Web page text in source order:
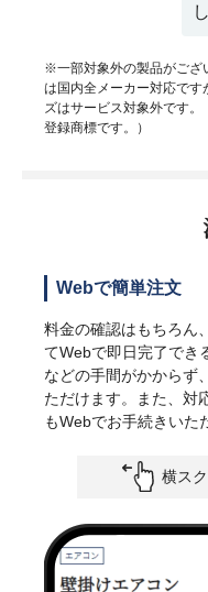
※一部対象外の製品がござ
は国内全メーカー対応です
ズはサービス対象外です
登録商標です。）
Webで簡単注文
料金の確認はもちろん
てWebで即日完了でき
などの手間がかからず
ただけます。また、対
もWebでお手続きいた
横ス